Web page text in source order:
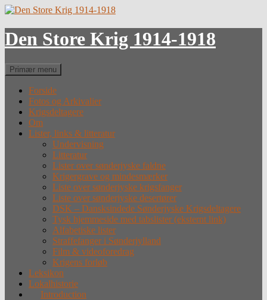
Hop
indhold
Den Store Krig 1914-1918
Søg
Primær menu
Forside
Fotos og Arkivalier
Krigsdeltagere
Om
Lister, links & litteratur
Undervisning
Litteratur
Lister over sønderjyske faldne
Krigergrave og mindesmærker
Liste over sønderjyske krigsfanger
Liste over sønderjyske desertører
DSK – Dansksindede Sønderjyske Krigsdeltagere
Tysk hjemmeside med tabslister (eksternt link)
Alfabetiske lister
Straffefanger i Sønderjylland
Film & videoforedrag
Krigens forløb
Leksikon
Lokalhistorie
Introduction